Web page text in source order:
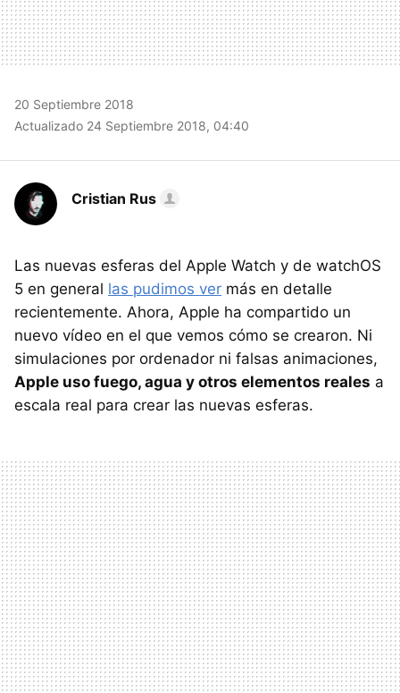
20 Septiembre 2018
Actualizado 24 Septiembre 2018, 04:40
Cristian Rus
Las nuevas esferas del Apple Watch y de watchOS
5 en general las pudimos ver más en detalle
recientemente. Ahora, Apple ha compartido un
nuevo vídeo en el que vemos cómo se crearon. Ni
simulaciones por ordenador ni falsas animaciones,
Apple uso fuego, agua y otros elementos reales a
escala real para crear las nuevas esferas.